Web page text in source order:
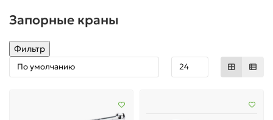
Запорные краны
Фильтр